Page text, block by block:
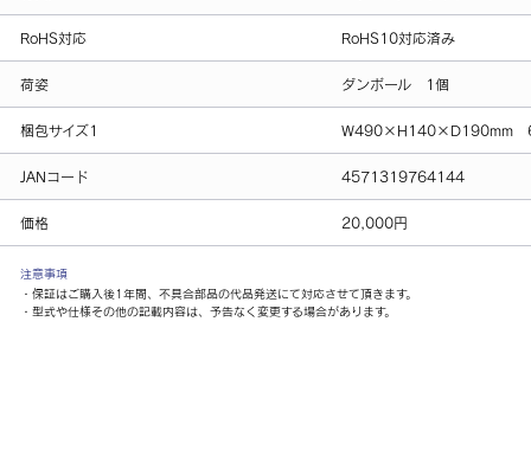
RoHS対応 RoHS10対応済み
荷姿 ダンボール 1個
梱包サイズ1 W490×H140×D190mm
JANコード 4571319764144
価格 20,000円
注意事項
・保証はご購入後1年間、不具合部品の代品発送にて対応させて頂きます。
・型式や仕様その他の記載内容は、予告なく変更する場合があります。